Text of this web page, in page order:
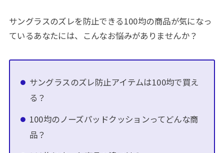
サングラスのズレを防止できる100均の商品が気になっ
ているあなたには、こんなお悩みがありませんか？
サングラスのズレ防止アイテムは100均で買え
る？
100均のノーズパッドクッションってどんな商
品？